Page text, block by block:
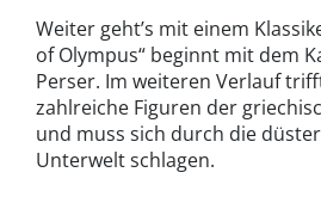
Weiter geht’s mit einem
of Olympus“ beginnt mit dem
Perser. Im weiteren Verlauf
zahlreiche Figuren der
und muss sich durch die
Unterwelt schlagen.